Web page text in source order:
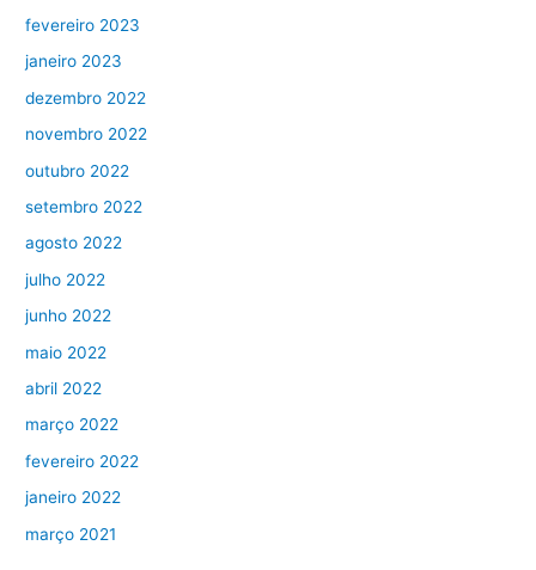
fevereiro 2023
janeiro 2023
dezembro 2022
novembro 2022
outubro 2022
setembro 2022
agosto 2022
julho 2022
junho 2022
maio 2022
abril 2022
março 2022
fevereiro 2022
janeiro 2022
março 2021